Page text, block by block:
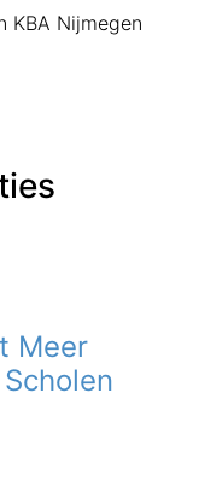
KBA Nijmegen
Meer